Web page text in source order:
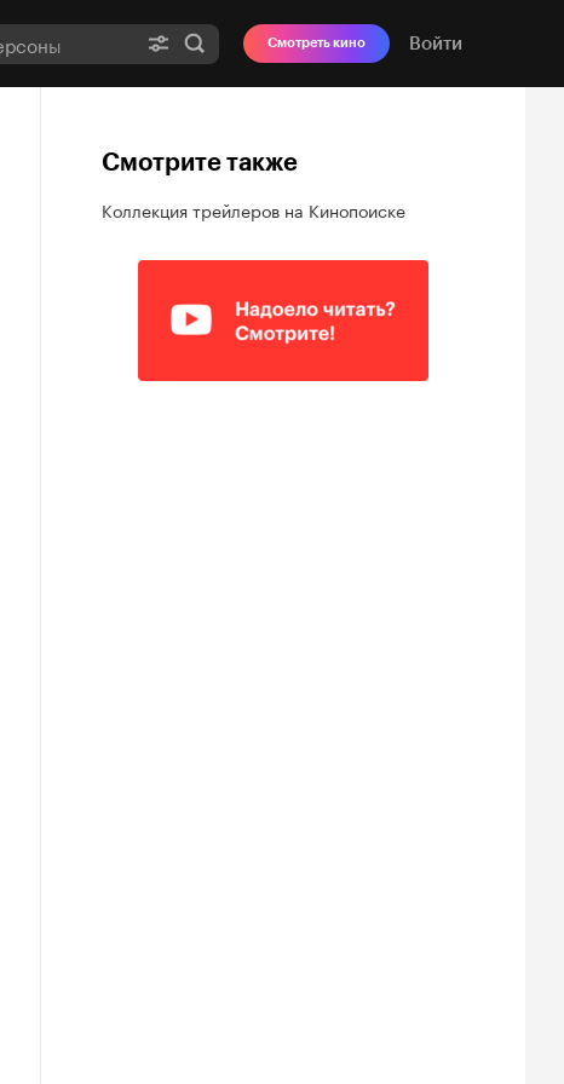
Смотреть кино Войти
Смотрите также
Коллекция трейлеров на Кинопоиске